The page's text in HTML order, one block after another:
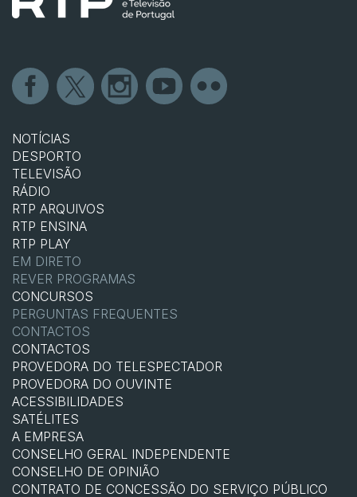
NOTÍCIAS
DESPORTO
TELEVISÃO
RÁDIO
RTP ARQUIVOS
RTP ENSINA
RTP PLAY
EM DIRETO
REVER PROGRAMAS
CONCURSOS
PERGUNTAS FREQUENTES
CONTACTOS
CONTACTOS
PROVEDORA DO TELESPECTADOR
PROVEDORA DO OUVINTE
ACESSIBILIDADES
SATÉLITES
A EMPRESA
CONSELHO GERAL INDEPENDENTE
CONSELHO DE OPINIÃO
CONTRATO DE CONCESSÃO DO SERVIÇO PÚBLICO